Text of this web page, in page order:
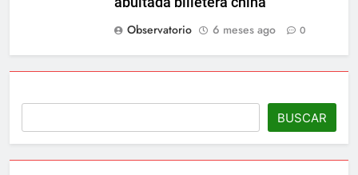
Observatorio
6 meses ago 0
BUSCAR